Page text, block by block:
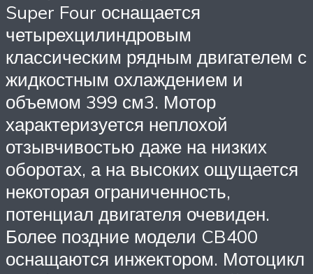
Super Four оснащается
четырехцилиндровым
классическим рядным двигателем с
жидкостным охлаждением и
объемом 399 см3. Мотор
характеризуется неплохой
отзывчивостью даже на низких
оборотах, а на высоких ощущается
некоторая ограниченность,
потенциал двигателя очевиден.
Более поздние модели CB400
оснащаются инжектором. Мотоцикл